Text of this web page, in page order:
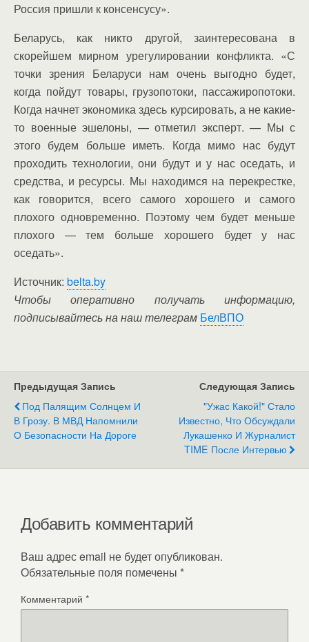
Россия пришли к консенсусу».
Беларусь, как никто другой, заинтересована в
скорейшем мирном урегулировании конфликта. «С
точки зрения Беларуси нам очень выгодно будет,
когда пойдут товары, грузопотоки, пассажиропотоки.
Когда начнет экономика здесь курсировать, а не какие-
то военные эшелоны, — отметил эксперт. — Мы с
этого будем больше иметь. Когда мимо нас будут
проходить технологии, они будут и у нас оседать, и
средства, и ресурсы. Мы находимся на перекрестке,
как говорится, всего самого хорошего и самого
плохого одновременно. Поэтому чем будет меньше
плохого — тем больше хорошего будет у нас
оседать».
Источник: belta.by
Чтобы оперативно получать информацию,
подписывайтесь на наш телеграм БелВПО
Предыдущая Запись
Под Палящим Солнцем И
В Грозу. В МВД Напомнили
О Безопасности На Дороге
Следующая Запись
"Ужас Какой!" Стало
Известно, Что Обсуждали
Лукашенко И Журналист
TIME После Интервью
Добавить комментарий
Ваш адрес email не будет опубликован.
Обязательные поля помечены *
Комментарий *